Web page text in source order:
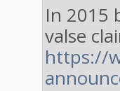
In 2015
valse
https://